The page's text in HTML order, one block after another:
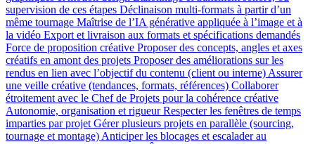
supervision de ces étapes Déclinaison multi-formats à partir d’un
même tournage Maîtrise de l’IA générative appliquée à l’image et à
la vidéo Export et livraison aux formats et spécifications demandés
Force de proposition créative Proposer des concepts, angles et axes
créatifs en amont des projets Proposer des améliorations sur les
rendus en lien avec l’objectif du contenu (client ou interne) Assurer
une veille créative (tendances, formats, références) Collaborer
étroitement avec le Chef de Projets pour la cohérence créative
Autonomie, organisation et rigueur Respecter les fenêtres de temps
imparties par projet Gérer plusieurs projets en parallèle (sourcing,
tournage et montage) Anticiper les blocages et escalader au